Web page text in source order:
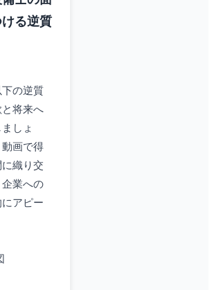
る逆質
の逆質
と将来へ
しょ
動画で得
織り交
業への
アピー